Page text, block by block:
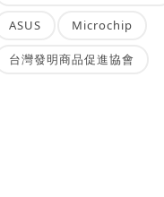
ASUS Microchip
台灣發明商品促進協會